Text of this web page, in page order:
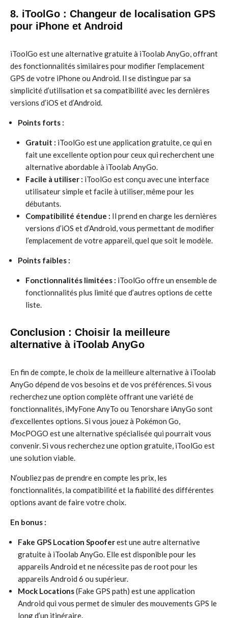
8. iToolGo : Changeur de localisation GPS
pour iPhone et Android
iToolGo est une alternative gratuite à iToolab AnyGo, offrant
des fonctionnalités similaires pour modifier l’emplacement
GPS de votre iPhone ou Android. Il se distingue par sa
simplicité d’utilisation et sa compatibilité avec les dernières
versions d’iOS et d’Android.
Points forts :
Gratuit : iToolGo est une application gratuite, ce qui en
fait une excellente option pour ceux qui recherchent une
alternative abordable à iToolab AnyGo.
Facile à utiliser : iToolGo est conçu avec une interface
utilisateur simple et facile à utiliser, même pour les
débutants.
Compatibilité étendue : Il prend en charge les dernières
versions d’iOS et d’Android, vous permettant de modifier
l’emplacement de votre appareil, quel que soit le modèle.
Points faibles :
Fonctionnalités limitées : iToolGo offre un ensemble de
fonctionnalités plus limité que d’autres options de cette
liste.
Conclusion : Choisir la meilleure
alternative à iToolab AnyGo
En fin de compte, le choix de la meilleure alternative à iToolab
AnyGo dépend de vos besoins et de vos préférences. Si vous
recherchez une option complète offrant une variété de
fonctionnalités, iMyFone AnyTo ou Tenorshare iAnyGo sont
d’excellentes options. Si vous jouez à Pokémon Go,
MocPOGO est une alternative spécialisée qui pourrait vous
convenir. Si vous recherchez une option gratuite, iToolGo est
une solution viable.
N’oubliez pas de prendre en compte les prix, les
fonctionnalités, la compatibilité et la fiabilité des différentes
options avant de faire votre choix.
En bonus :
Fake GPS Location Spooferest une autre alternative
gratuite à iToolab AnyGo. Elle est disponible pour les
appareils Android et ne nécessite pas de root pour les
appareils Android 6 ou supérieur.
Mock Locations(Fake GPS path) est une application
Android qui vous permet de simuler des mouvements GPS le
long d’un itinéraire.